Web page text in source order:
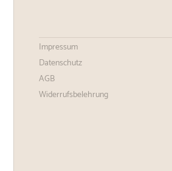
Impressum
Datenschutz
AGB
Widerrufsbelehrung